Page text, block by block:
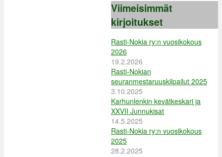
Viimeisimmät
kirjoitukset
Rasti-Nokia ry:n vuosikokous
2026
19.2.2026
Rasti-Nokian
seuranmestaruuskilpailut 2025
3.10.2025
Karhunlenkin kevätkeskari ja
XXVII Junnukisat
14.5.2025
Rasti-Nokia ry:n vuosikokous
2025
28.2.2025